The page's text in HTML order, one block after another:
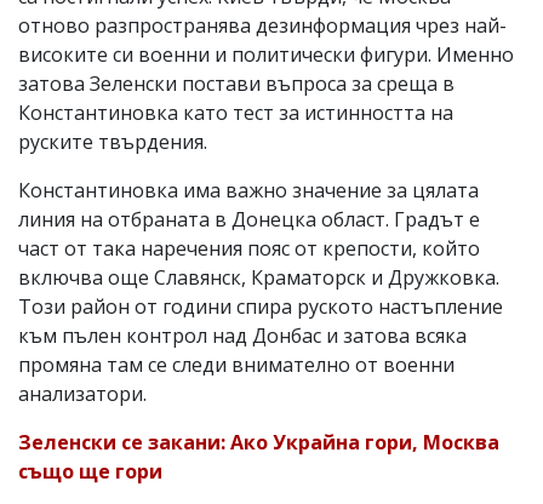
отново разпространява дезинформация чрез най-
високите си военни и политически фигури. Именно
затова Зеленски постави въпроса за среща в
Константиновка като тест за истинността на
руските твърдения.
Константиновка има важно значение за цялата
линия на отбраната в Донецка област. Градът е
част от така наречения пояс от крепости, който
включва още Славянск, Краматорск и Дружковка.
Този район от години спира руското настъпление
към пълен контрол над Донбас и затова всяка
промяна там се следи внимателно от военни
анализатори.
Зеленски се закани: Ако Украйна гори, Москва
също ще гори